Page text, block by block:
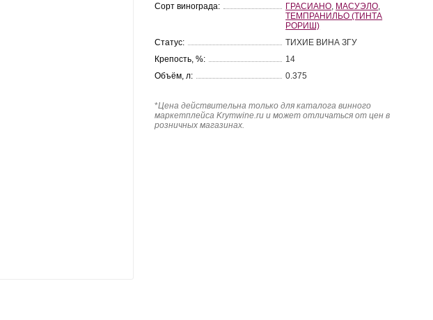
Сорт винограда:
ГРАСИАНО МАСУЭЛО
ТЕМПРАНИЛЬО (ТИНТА
РОРИШ)
Статус:
ТИХИЕ ВИНА ЗГУ
Крепость, %:
14
Объём, л:
0.375
*Цена действительна только для каталога винного
маркетплейса Krymwine.ru и может отличаться от цен в
розничных магазинах.